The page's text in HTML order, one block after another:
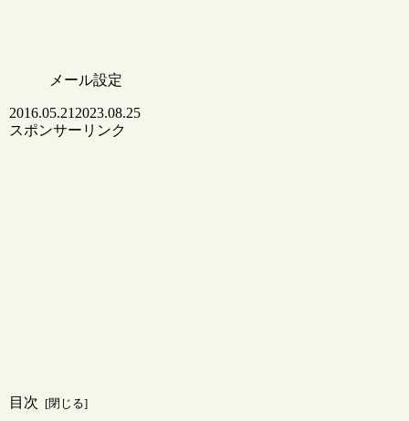
メール設定
2016.05.21 2023.08.25
スポンサーリンク
目次